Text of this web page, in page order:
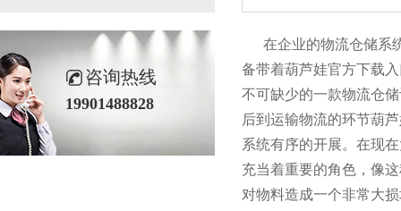
在企业的物流仓储系统
备带着葫芦娃官方下载入
不可缺少的一款物流仓储
后到运输物流的环节葫芦
系统有序的开展。在
充当着重要的角色，
对物料造成一个非常大损
咨询热线
19901488828